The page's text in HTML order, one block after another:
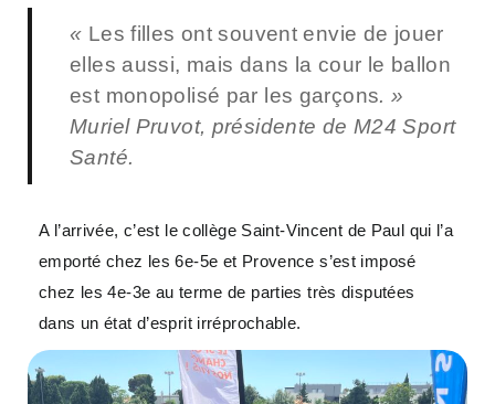
« Les filles ont souvent envie de jouer
elles aussi, mais dans la cour le ballon
est monopolisé par les garçons. »
Muriel Pruvot, présidente de M24 Sport
Santé.
A l’arrivée, c’est le collège Saint-Vincent de Paul qui l’a
emporté chez les 6e-5e et Provence s’est imposé
chez les 4e-3e au terme de parties très disputées
dans un état d’esprit irréprochable.